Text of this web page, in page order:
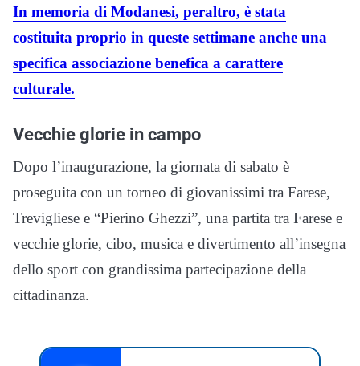
In memoria di Modanesi, peraltro, è stata
costituita proprio in queste settimane anche una
specifica associazione benefica a carattere
culturale.
Vecchie glorie in campo
Dopo l’inaugurazione, la giornata di sabato è
proseguita con un torneo di giovanissimi tra Farese,
Trevigliese e “Pierino Ghezzi”, una partita tra Farese e
vecchie glorie, cibo, musica e divertimento all’insegna
dello sport con grandissima partecipazione della
cittadinanza.